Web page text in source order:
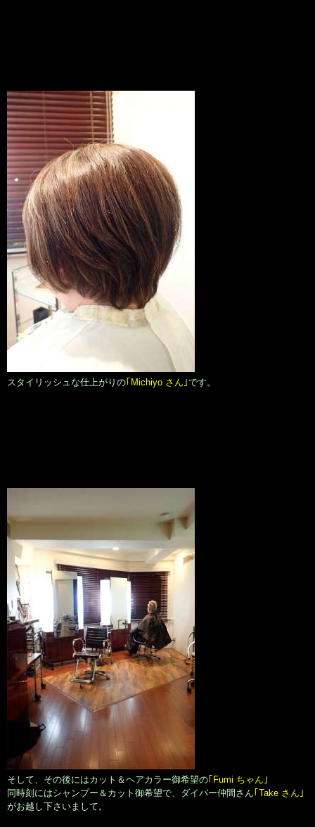
スタイリッシュな仕上がりの｢Michiyo さん｣です。
そして、その後にはカット＆ヘアカラー御希望の｢Fumi ちゃん｣
同時刻にはシャンプー＆カット御希望で、ダイバー仲間さん｢Take さん｣
がお越し下さいまして。